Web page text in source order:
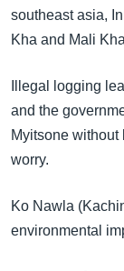
ရန်
ပင်မ
ညွန်း
စာမျက်နှာ
သို့
ကျော်
ရန်
ရှာဖွေ
မကြေးမုံရဲ့ အင်္ဂ
ရုပ်ရှင်ထဲက အင်္ဂ
ရေဒီယို
တီဗွီ
ရေဒီယိုနှင့်ရုပ်သံ
ရေဒီယို/တီဗွီအစီ
Learning English
ဗွီအိုအေ လူမှုကွန်ယက်
ဘာသာစကားမ
southeast asia,
Kha and Mali
Illegal logging
and the
Myitsone
worry.
Ko Nawla
environmental